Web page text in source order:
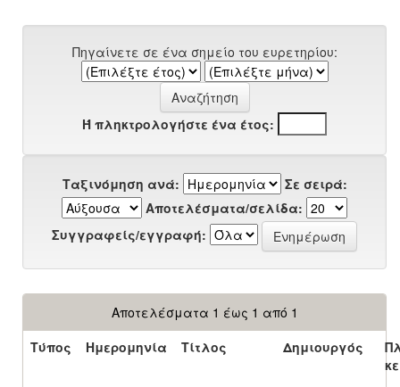
Πηγαίνετε σε ένα σημείο του ευρετηρίου:
Ή πληκτρολογήστε ένα έτος:
Ταξινόμηση ανά:
Σε σειρά:
Αποτελέσματα/σελίδα:
Συγγραφείς/εγγραφή:
Αποτελέσματα 1 έως 1 από 1
Τύπος
Ημερομηνία Τίτλος Δημιουργός